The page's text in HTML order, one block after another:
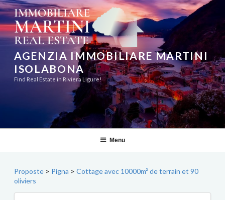
Aller
au
contenu
principal
AGENZIA IMMOBILIARE MARTINI
ISOLABONA
Find Real Estate in Riviera Ligure!
Menu
Proposte > Pigna > Cottage avec 10000m² de terrain et 90
oliviers